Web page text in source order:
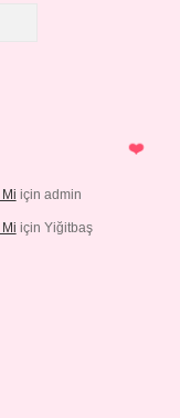
için admin
için Yiğitbaş